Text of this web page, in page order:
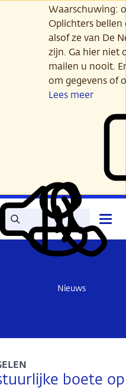
Waarschuwing:
Oplichters
alsof ze van De
zijn. Ga hier niet
mailen u nooit.
om gegevens of
Lees meer
Zoek Lees
voor
Mijn
DNB
Contact
Nieuws
boete op